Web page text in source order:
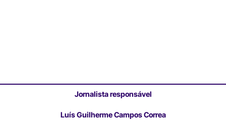
Jornalista responsável
Luís Guilherme Campos Correa